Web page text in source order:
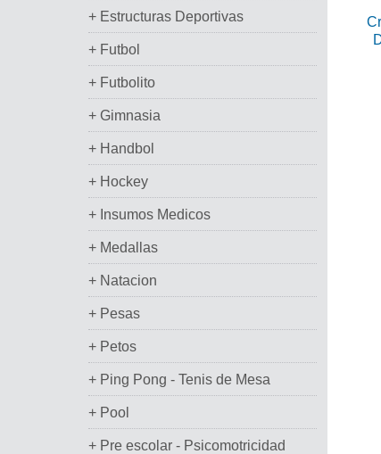
+ Estructuras Deportivas
+ Futbol
+ Futbolito
+ Gimnasia
+ Handbol
+ Hockey
+ Insumos Medicos
+ Medallas
+ Natacion
+ Pesas
+ Petos
+ Ping Pong - Tenis de Mesa
+ Pool
+ Pre escolar - Psicomotricidad